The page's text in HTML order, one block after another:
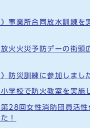
》事業所合同放水訓練を
放火火災予防デーの街頭
防災訓練に参加しまし
小学校で防火教室を実施
第28回女性消防団員活
！